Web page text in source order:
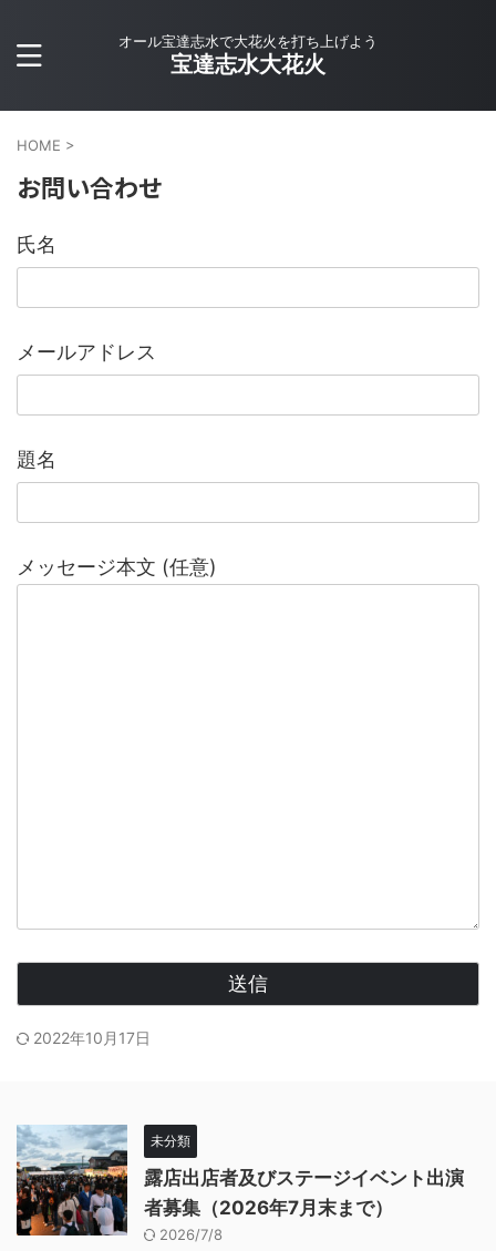
オール宝達志水で大花火を打ち上げよう
宝達志水大花火
HOME >
お問い合わせ
氏名
メールアドレス
題名
メッセージ本文 (任意)
2022年10月17日
未分類
露店出店者及びステージイベント出演
者募集（2026年7月末まで）
2026/7/8